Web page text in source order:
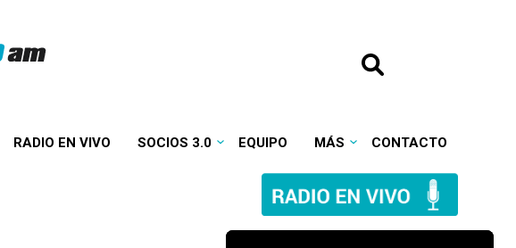
RADIO EN VIVO SOCIOS 3.0 EQUIPO MÁS CONTACTO